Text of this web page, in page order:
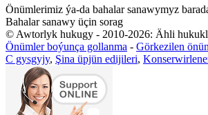
Önümlerimiz ýa-da bahalar sanawymyz
Bahalar sanawy üçin sorag
© Awtorlyk hukugy - 2010-2026: Ähli
Önümler boýunça gollanma - Görkezilen
C gysgyjy, Şina üpjün edijileri,